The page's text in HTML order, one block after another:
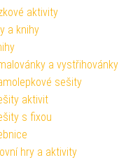
aktivity
a knihy
a vystřihovánky
sešity
aktivit
s fixou
hry a aktivity